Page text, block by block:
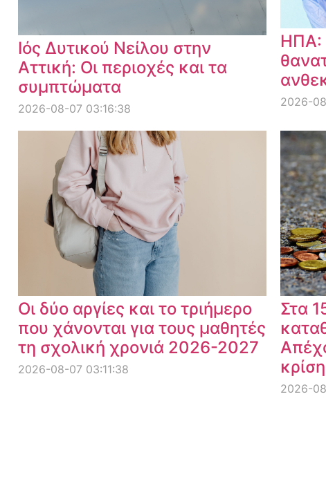
Ιός Δυτικού Νείλου στην
Αττική: Οι περιοχές και τα
συμπτώματα
2026-08-07 03:16:38
ΗΠΑ:
2026-
Οι δύο αργίες και το τριήμερο
που χάνονται για τους μαθητές
τη σχολική χρονιά 2026-2027
2026-08-07 03:11:38
Στα
2026-